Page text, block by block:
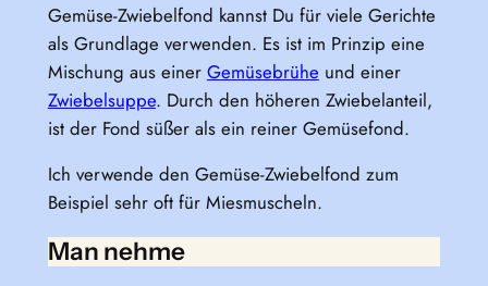
Gemüse-Zwiebelfond kannst Du für viele Gerichte
als Grundlage verwenden. Es ist im Prinzip eine
Mischung aus einer Gemüsebrühe und einer
Zwiebelsuppe. Durch den höheren Zwiebelanteil,
ist der Fond süßer als ein reiner Gemüsefond.
Ich verwende den Gemüse-Zwiebelfond zum
Beispiel sehr oft für Miesmuscheln.
Man nehme